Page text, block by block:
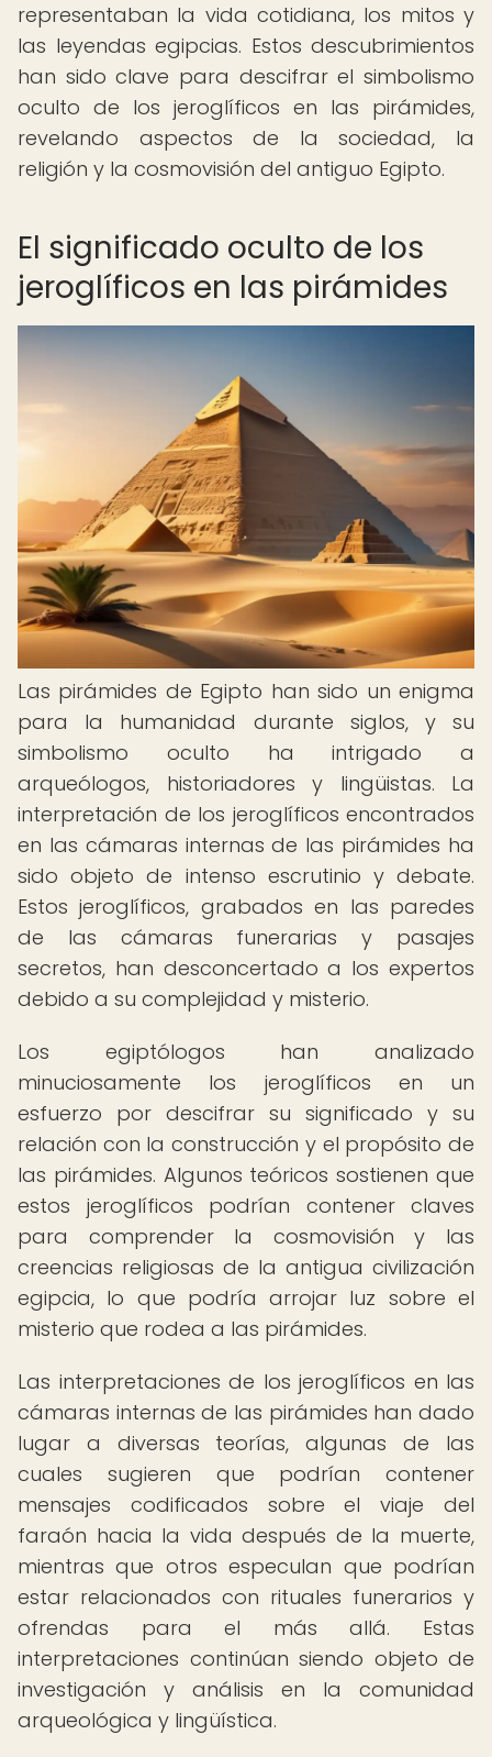
representaban la vida cotidiana, los mitos y
las leyendas egipcias. Estos descubrimientos
han sido clave para descifrar el simbolismo
oculto de los jeroglíficos en las pirámides,
revelando aspectos de la sociedad, la
religión y la cosmovisión del antiguo Egipto.
El significado oculto de los
jeroglíficos en las pirámides
Las pirámides de Egipto han sido un enigma
para la humanidad durante siglos, y su
simbolismo oculto ha intrigado a
arqueólogos, historiadores y lingüistas. La
interpretación de los jeroglíficos encontrados
en las cámaras internas de las pirámides ha
sido objeto de intenso escrutinio y debate.
Estos jeroglíficos, grabados en las paredes
de las cámaras funerarias y pasajes
secretos, han desconcertado a los expertos
debido a su complejidad y misterio.
Los egiptólogos han analizado
minuciosamente los jeroglíficos en un
esfuerzo por descifrar su significado y su
relación con la construcción y el propósito de
las pirámides. Algunos teóricos sostienen que
estos jeroglíficos podrían contener claves
para comprender la cosmovisión y las
creencias religiosas de la antigua civilización
egipcia, lo que podría arrojar luz sobre el
misterio que rodea a las pirámides.
Las interpretaciones de los jeroglíficos en las
cámaras internas de las pirámides han dado
lugar a diversas teorías, algunas de las
cuales sugieren que podrían contener
mensajes codificados sobre el viaje del
faraón hacia la vida después de la muerte,
mientras que otros especulan que podrían
estar relacionados con rituales funerarios y
ofrendas para el más allá. Estas
interpretaciones continúan siendo objeto de
investigación y análisis en la comunidad
arqueológica y lingüística.